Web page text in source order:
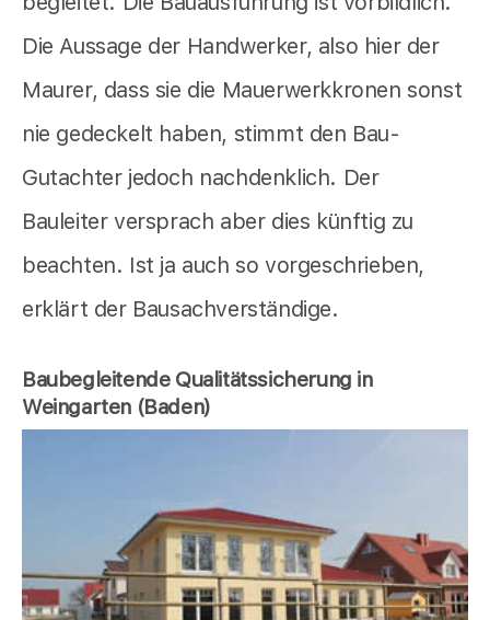
Die Aussage der Handwerker, also hier der
Maurer, dass sie die Mauerwerkkronen sonst
nie gedeckelt haben, stimmt den Bau-
Gutachter jedoch nachdenklich. Der
Bauleiter versprach aber dies künftig zu
beachten. Ist ja auch so vorgeschrieben,
erklärt der Bausachverständige.
Baubegleitende Qualitätssicherung in
Weingarten (Baden)